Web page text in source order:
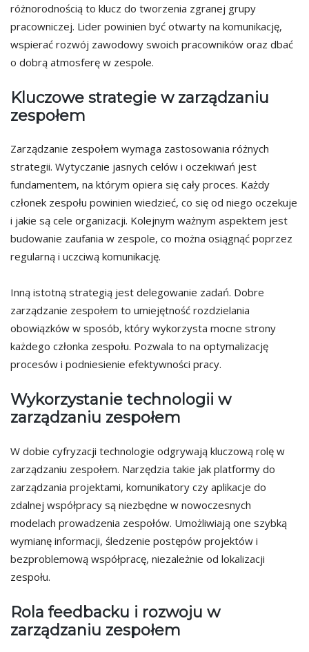
różnorodnością to klucz do tworzenia zgranej grupy
pracowniczej. Lider powinien być otwarty na komunikację,
wspierać rozwój zawodowy swoich pracowników oraz dbać
o dobrą atmosferę w zespole.
Kluczowe strategie w zarządzaniu
zespołem
Zarządzanie zespołem wymaga zastosowania różnych
strategii. Wytyczanie jasnych celów i oczekiwań jest
fundamentem, na którym opiera się cały proces. Każdy
członek zespołu powinien wiedzieć, co się od niego oczekuje
i jakie są cele organizacji. Kolejnym ważnym aspektem jest
budowanie zaufania w zespole, co można osiągnąć poprzez
regularną i uczciwą komunikację.
Inną istotną strategią jest delegowanie zadań. Dobre
zarządzanie zespołem to umiejętność rozdzielania
obowiązków w sposób, który wykorzysta mocne strony
każdego członka zespołu. Pozwala to na optymalizację
procesów i podniesienie efektywności pracy.
Wykorzystanie technologii w
zarządzaniu zespołem
W dobie cyfryzacji technologie odgrywają kluczową rolę w
zarządzaniu zespołem. Narzędzia takie jak platformy do
zarządzania projektami, komunikatory czy aplikacje do
zdalnej współpracy są niezbędne w nowoczesnych
modelach prowadzenia zespołów. Umożliwiają one szybką
wymianę informacji, śledzenie postępów projektów i
bezproblemową współpracę, niezależnie od lokalizacji
zespołu.
Rola feedbacku i rozwoju w
zarządzaniu zespołem